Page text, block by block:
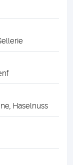
Haselnuss